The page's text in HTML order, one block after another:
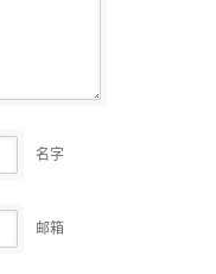
名字
邮箱